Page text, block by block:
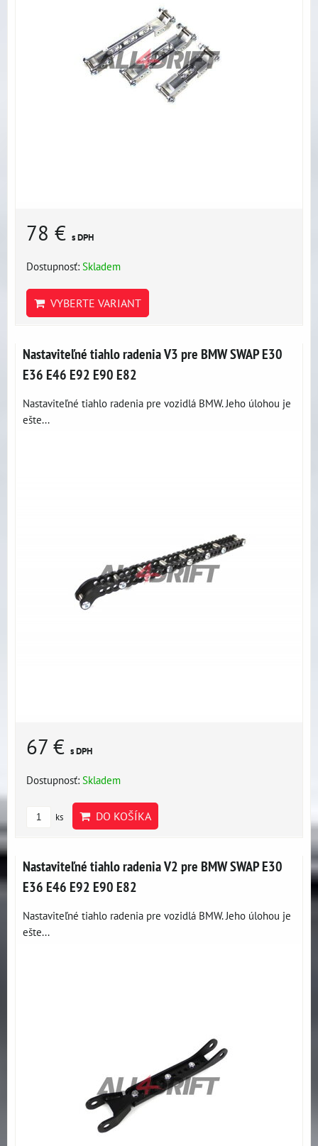
78 € s DPH
Dostupnosť: Skladem
VYBERTE VARIANT
Nastaviteľné tiahlo radenia V3 pre BMW SWAP E30
E36 E46 E92 E90 E82
Nastaviteľné tiahlo radenia pre vozidlá BMW. Jeho úlohou je
ešte...
67 € s DPH
Dostupnosť: Skladem
ks DO KOŠÍKA
Nastaviteľné tiahlo radenia V2 pre BMW SWAP E30
E36 E46 E92 E90 E82
Nastaviteľné tiahlo radenia pre vozidlá BMW. Jeho úlohou je
ešte...